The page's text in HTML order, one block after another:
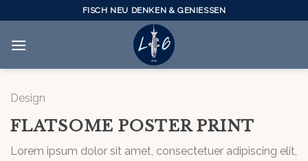
to
content
FISCH NEU DENKEN & GENIESSEN
Design
FLATSOME POSTER PRINT
Lorem ipsum dolor sit amet, consectetuer adipiscing elit,